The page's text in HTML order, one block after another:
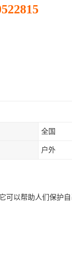
全国
户外
可以帮助人们保护